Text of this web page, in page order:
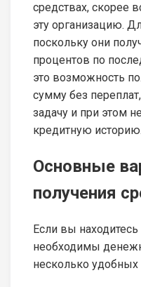
средствах, скорее
эту организацию.
поскольку они
процентов по
это возможность
сумму без
задачу и при этом
кредитную историю.
Основные
получения
Если вы
необходимы
несколько удобных